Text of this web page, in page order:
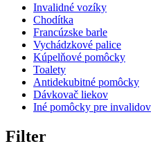
Invalidné vozíky
Chodítka
Francúzske barle
Vychádzkové palice
Kúpelňové pomôcky
Toalety
Antidekubitné pomôcky
Dávkovač liekov
Iné pomôcky pre invalidov
Filter